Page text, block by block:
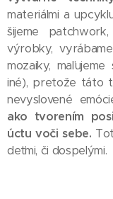
materiálmi a
šijeme
výrobky,
mozaiky,
iné), pretože táto
nevyslovené
ako tvorením
úctu voči sebe.
deťmi, či dospelými.